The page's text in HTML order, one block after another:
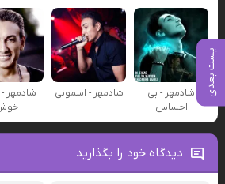
پست بعدی
شادمهر - بی
احساس
شادمهر - اسمونی
شادمهر
دیدگاه خود را بگذارید